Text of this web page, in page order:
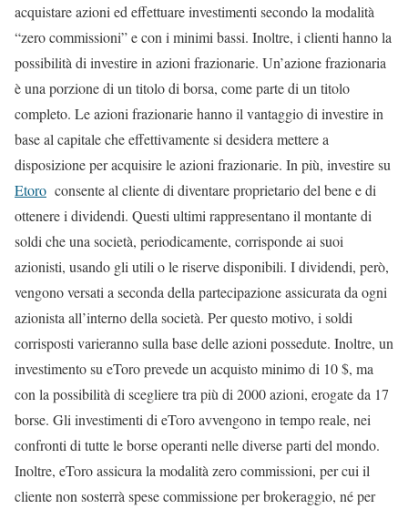
acquistare azioni ed effettuare investimenti secondo la modalità
“zero commissioni” e con i minimi bassi. Inoltre, i clienti hanno la
possibilità di investire in azioni frazionarie. Un’azione frazionaria
è una porzione di un titolo di borsa, come parte di un titolo
completo. Le azioni frazionarie hanno il vantaggio di investire in
base al capitale che effettivamente si desidera mettere a
disposizione per acquisire le azioni frazionarie. In più, investire su
Etoro consente al cliente di diventare proprietario del bene e di
ottenere i dividendi. Questi ultimi rappresentano il montante di
soldi che una società, periodicamente, corrisponde ai suoi
azionisti, usando gli utili o le riserve disponibili. I dividendi, però,
vengono versati a seconda della partecipazione assicurata da ogni
azionista all’interno della società. Per questo motivo, i soldi
corrisposti varieranno sulla base delle azioni possedute. Inoltre, un
investimento su eToro prevede un acquisto minimo di 10 $, ma
con la possibilità di scegliere tra più di 2000 azioni, erogate da 17
borse. Gli investimenti di eToro avvengono in tempo reale, nei
confronti di tutte le borse operanti nelle diverse parti del mondo.
Inoltre, eToro assicura la modalità zero commissioni, per cui il
cliente non sosterrà spese commissione per brokeraggio, né per